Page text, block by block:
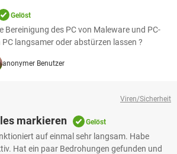
Gelöst
Bereinigung des PC von Maleware und PC-
langsamer oder abstürzen lassen ?
anonymer Benutzer
Viren/Sicherheit
markieren Gelöst
auf einmal sehr langsam. Habe
Hat ein paar Bedrohungen gefunden und